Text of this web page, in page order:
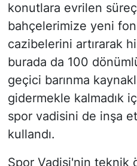
konutlara evrilen
bahçelerimize yeni
cazibelerini artırarak
burada da 100
geçici barınma
gidermekle kalmadık
spor vadisini de inşa
kullandı.
Spor Vadisi'nin teknik